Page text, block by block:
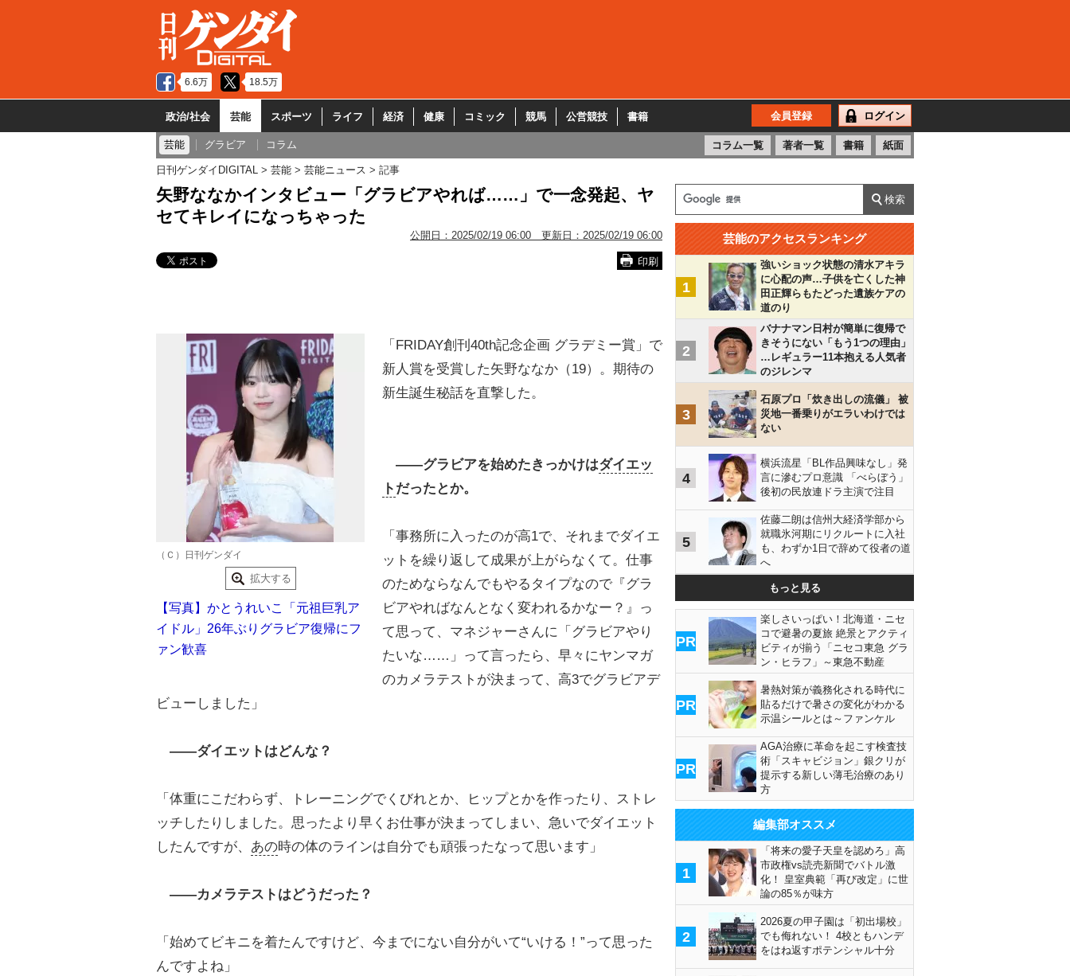
6.6万 18.5万
政治/社会 芸能 スポーツ ライフ 経済 健康 コミック 競馬 公営競技 書籍 会員登録 ログイン
芸能 グラビア コラム コラム一覧 著者一覧 書籍 紙面
日刊ゲンダイDIGITAL 芸能 芸能ニュース 記事
矢野ななかインタビュー「グラビアやれば……」で一念発起、ヤ
セてキレイになっちゃった
公開日： 2025/02/19 06:00 更新日： 2025/02/19 06:00
印刷
（Ｃ）日刊ゲンダイ
拡大する
【写真】かとうれいこ「元祖巨乳ア
イドル」26年ぶりグラビア復帰にフ
ァン歓喜
「FRIDAY創刊40th記念企画 グラデミー賞」で
新人賞を受賞した矢野ななか（19）。期待の
新生誕生秘話を直撃した。
――グラビアを始めたきっかけはダイエッ
ト だったとか。
「事務所に入ったのが高1で、それまでダイエ
ットを繰り返して成果が上がらなくて。仕事
のためならなんでもやるタイプなので『グラ
ビアやればなんとなく変われるかなー？』っ
て思って、マネジャーさんに「グラビアやり
たいな……」って言ったら、早々にヤンマガ
のカメラテストが決まって、高3でグラビアデ
ビューしました」
――ダイエットはどんな？
「体重にこだわらず、トレーニングでくびれとか、ヒップとかを作ったり、ストレ
ッチしたりしました。思ったより早くお仕事が決まってしまい、急いでダイエット
したんですが、 あの時の体のラインは自分でも頑張ったなって思います」
――カメラテストはどうだった？
「始めてビキニを着たんですけど、今までにない自分がいて“いける！”って思った
んですよね」
芸能のアクセスランキング
1
強いショック状態の清水アキラ
に心配の声…子供を亡くした神
田正輝らもたどった遺族ケアの
道のり
2
バナナマン日村が簡単に復帰で
きそうにない「もう1つの理由」
…レギュラー11本抱える人気者
のジレンマ
3
石原プロ「炊き出しの流儀」 被
災地一番乗りがエラいわけでは
ない
4
横浜流星「BL作品興味なし」発
言に滲むプロ意識 「べらぼう」
後初の民放連ドラ主演で注目
5
佐藤二朗は信州大経済学部から
就職氷河期にリクルートに入社
も、わずか1日で辞めて役者の道
へ
もっと見る
PR
楽しさいっぱい！北海道・ニセ
コで避暑の夏旅 絶景とアクティ
ビティが揃う「ニセコ東急 グラ
ン・ヒラフ」～東急不動産
PR
暑熱対策が義務化される時代に
貼るだけで暑さの変化がわかる
示温シールとは～ファンケル
PR
AGA治療に革命を起こす検査技
術「スキャビジョン」銀クリが
提示する新しい薄毛治療のあり
方
編集部オススメ
1
「将来の愛子天皇を認めろ」高
市政権vs読売新聞でバトル激
化！ 皇室典範「再び改定」に世
論の85％が味方
2
2026夏の甲子園は「初出場校」
でも侮れない！ 4校ともハンデ
をはね返すポテンシャル十分